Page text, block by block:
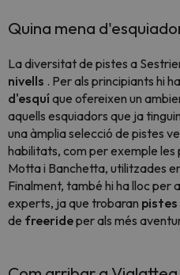
Quina mena
La diversitat de pistes a
nivells . Per als principiants hi
d'esquíque ofereixen un
aquells esquiadors que ja
una àmplia selecció de pistes
habilitats, com per exemple
Motta i Banchetta, utilitzades
Finalment, també hi ha lloc per
experts, ja que trobaran pistes
de freerideper als més